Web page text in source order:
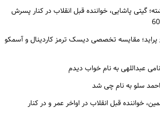
گیتی پاشایی، خواننده قبل انقلاب در کنار پسرش
مقایسه تخصصی دیسک ترمز کاردینال و آسمکو
عبداللهی به نام خواب دیدم
سلو به نام چی شد
خواننده قبل انقلاب در اواخر عمر و در کنار